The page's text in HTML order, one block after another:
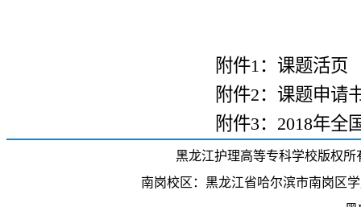
附件1： 课题活页
附件2： 课题申请
附件3： 2018年全
黑龙江护理高等专科学校版权所
南岗校区：黑龙江省哈尔滨市南岗区